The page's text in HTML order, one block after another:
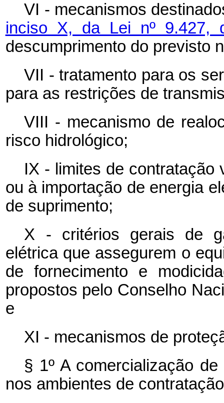
VI - mecanismos
inciso X, da Lei nº
descumprimento do previsto
VII - tratamento para os
para as restrições de
VIII - mecanismo de
risco hidrológico;
IX - limites de contratação
ou à importação de energia
de suprimento;
X - critérios gerais de
elétrica que assegurem o
de fornecimento e
propostos pelo Conselho
e
XI - mecanismos de
§ 1º A comercialização
nos ambientes de